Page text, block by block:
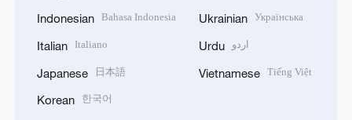
Indonesian Bahasa Indonesia
Italian Italiano
Japanese 日本語
Korean 한국어
Ukrainian Українська
Urdu اردو
Vietnamese Tiếng Việt